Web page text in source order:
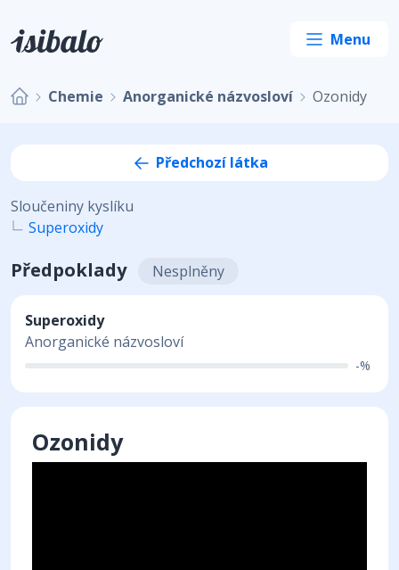
Chemie Anorganické názvosloví Ozonidy
Předchozí látka
Sloučeniny kyslíku
Superoxidy
Předpoklady Nesplněny
Superoxidy
Anorganické názvosloví
-%
Ozonidy